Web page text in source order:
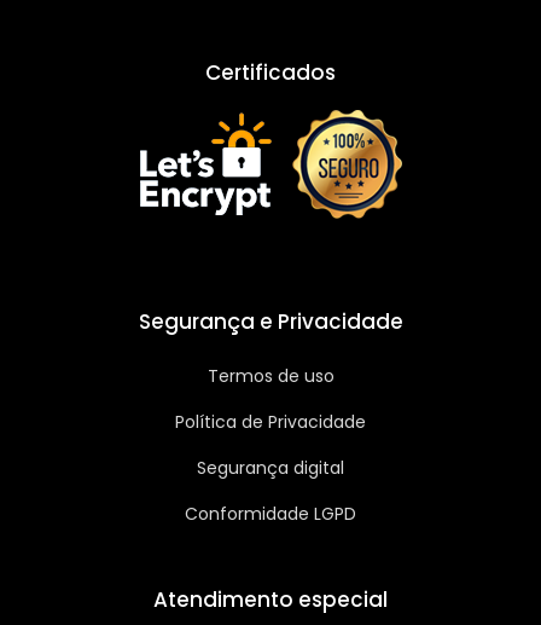
Certificados
Segurança e Privacidade
Termos de uso
Política de Privacidade
Segurança digital
Conformidade LGPD
Atendimento especial